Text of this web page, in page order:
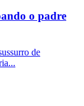
o padre
de